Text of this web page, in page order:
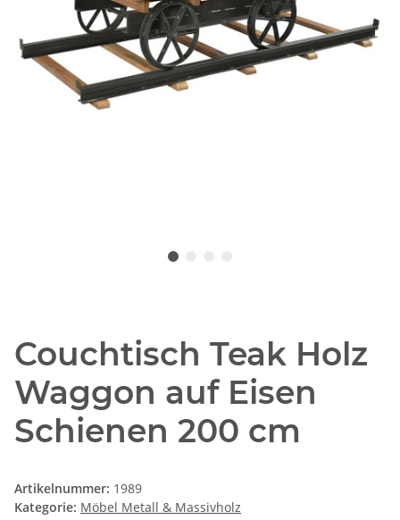
Couchtisch Teak Holz
Waggon auf Eisen
Schienen 200 cm
Artikelnummer: 1989
Kategorie: Möbel Metall & Massivholz